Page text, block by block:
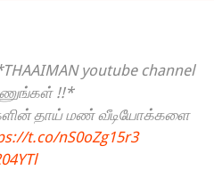
youtube channel
!!*
தாய் மண் வீடியோக்களை
t.co/nS0oZg15r3